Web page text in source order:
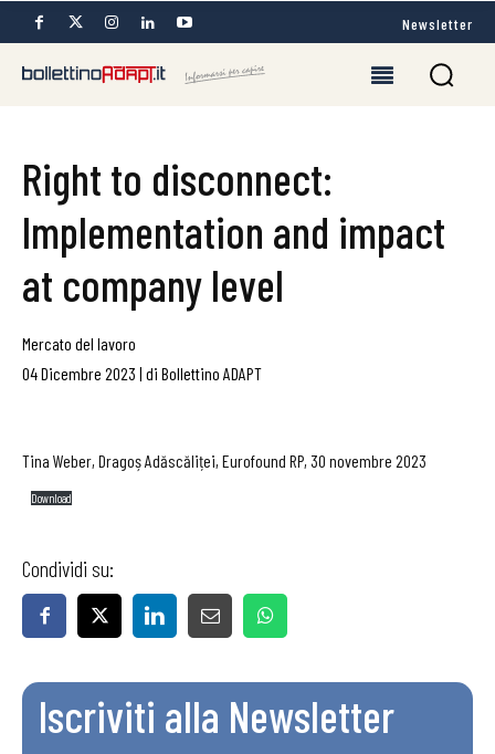
Newsletter
Right to disconnect:
Implementation and impact
at company level
Mercato del lavoro
04 Dicembre 2023 | di Bollettino ADAPT
Tina Weber, Dragoș Adăscăliței, Eurofound RP, 30 novembre 2023
Download
Condividi su:
Iscriviti alla Newsletter